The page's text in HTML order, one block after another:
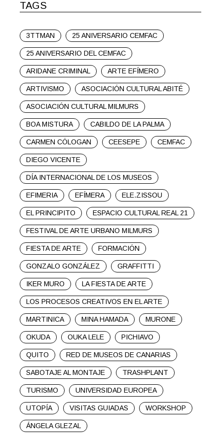
TAGS
3TTMAN 25 ANIVERSARIO CEMFAC
25 ANIVERSARIO DEL CEMFAC
ARIDANE CRIMINAL ARTE EFÍMERO
ARTIVISMO ASOCIACIÓN CULTURAL ABITÉ
ASOCIACIÓN CULTURAL MILMURS
BOA MISTURA CABILDO DE LA PALMA
CARMEN CÓLOGAN CEESEPE CEMFAC
DIEGO VICENTE
DÍA INTERNACIONAL DE LOS MUSEOS
EFIMERIA EFÍMERA ELE.ZISSOU
EL PRINCIPITO ESPACIO CULTURAL REAL 21
FESTIVAL DE ARTE URBANO MILMURS
FIESTA DE ARTE FORMACIÓN
GONZALO GONZÁLEZ GRAFFITTI
IKER MURO LA FIESTA DE ARTE
LOS PROCESOS CREATIVOS EN EL ARTE
MARTINICA MINA HAMADA MURONE
OKUDA OUKA LELE PICHIAVO
QUITO RED DE MUSEOS DE CANARIAS
SABOTAJE AL MONTAJE TRASHPLANT
TURISMO UNIVERSIDAD EUROPEA
UTOPÍA VISITAS GUIADAS WORKSHOP
ÁNGELA GLEZAL